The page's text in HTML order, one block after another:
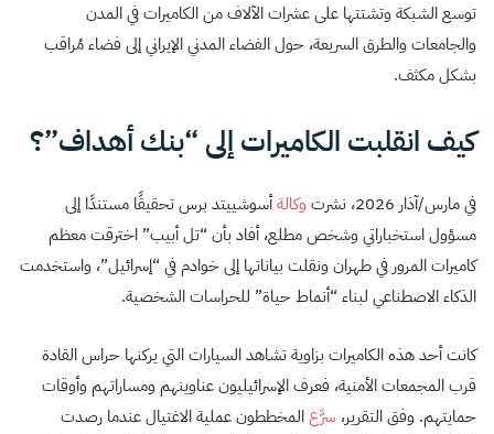
توسع الشبكة وتشتتها على عشرات الآلاف من الكاميرات في المدن
والجامعات والطرق السريعة، حول الفضاء المدني الإيراني إلى فضاء مُراقب
بشكل مكثف.
كيف انقلبت الكاميرات إلى “بنك أهداف”؟
في مارس/آذار 2026، نشرت وكالةأسوشييتد برس تحقيقًا مستندًا إلى
مسؤول استخباراتي وشخص مطلع، أفاد بأن “تل أبيب” اخترقت معظم
كاميرات المرور في طهران ونقلت بياناتها إلى خوادم في “إسرائيل”، واستخدمت
الذكاء الاصطناعي لبناء “أنماط حياة” للحراسات الشخصية.
كانت أحد هذه الكاميرات بزاوية تشاهد السيارات التي يركنها حراس القادة
قرب المجمعات الأمنية، فعرف الإسرائيليون عناوينهم ومساراتهم وأوقات
حمايتهم. وفق التقرير، سرَّعالمخططون عملية الاغتيال عندما رصدت